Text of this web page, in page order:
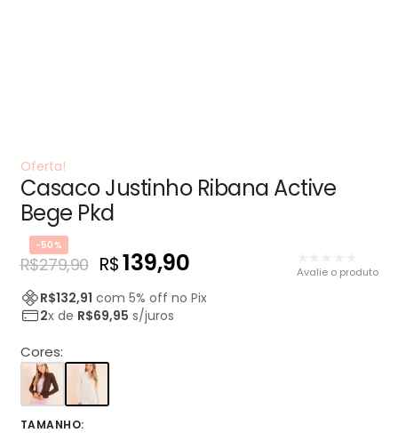
Oferta!
Casaco Justinho Ribana Active
Bege Pkd
-50%
R$279,90 R$139,90 Avalie o produto
R$132,91 com 5% off no Pix
2x de R$69,95 s/juros
Cores:
TAMANHO: